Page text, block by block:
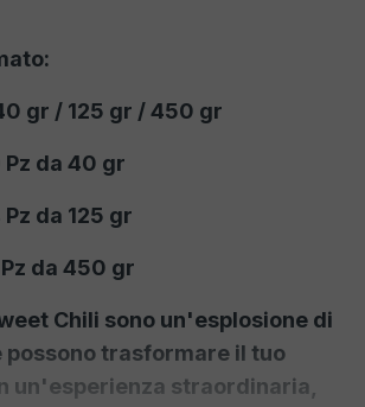
gr / 125 gr / 450 gr
da 40 gr
da 125 gr
da 450 gr
Chili sono un'esplosione di
possono trasformare il tuo
un'esperienza straordinaria,